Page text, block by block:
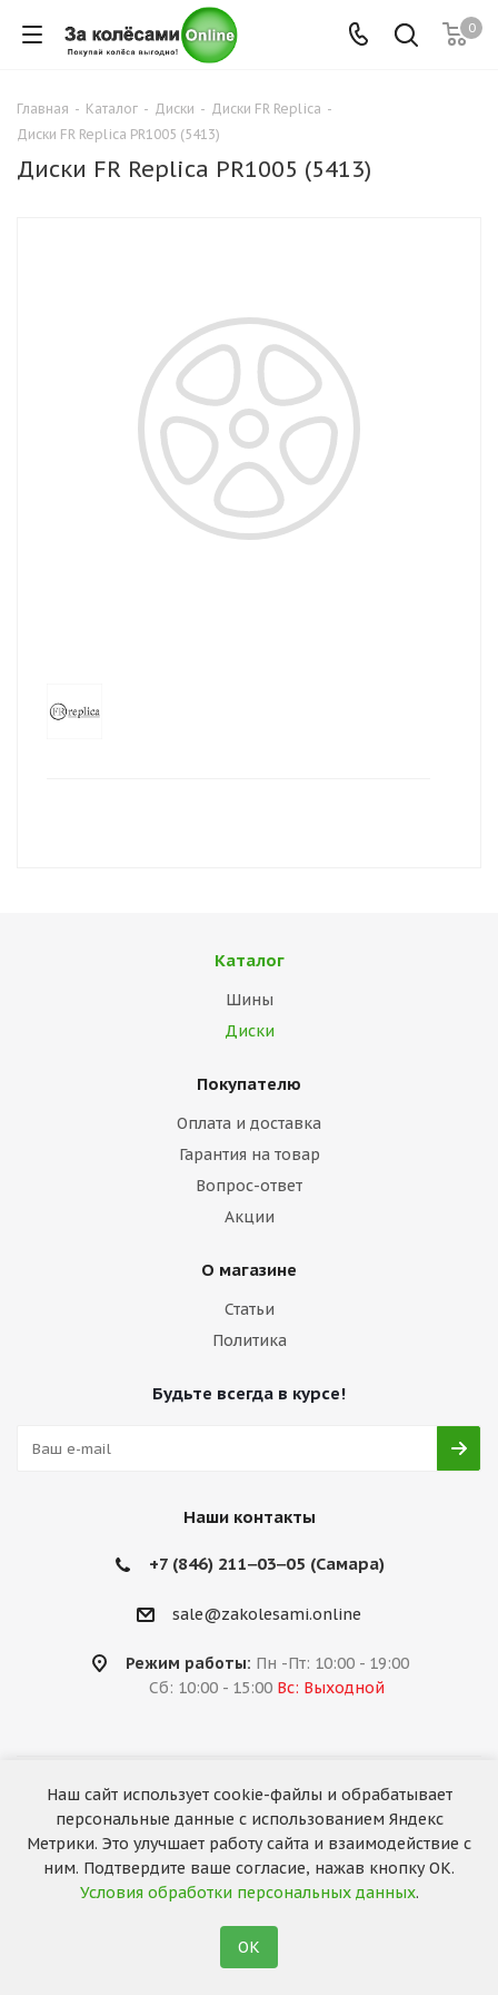
0
Главная - Каталог - Диски - Диски FR Replica -
Диски FR Replica PR1005 (5413)
Диски FR Replica PR1005 (5413)
Каталог
Шины
Диски
Покупателю
Оплата и доставка
Гарантия на товар
Вопрос-ответ
Акции
О магазине
Статьи
Политика
Будьте всегда в курсе!
Наши контакты
+7 (846) 211‒03‒05 (Самара)
sale@zakolesami.online
Режим работы: Пн -Пт: 10:00 - 19:00
Сб: 10:00 - 15:00 Вс: Выходной
2026 © «За колёсами.Online»
Запуск сайта —RuMaster
Наш сайт использует cookie-файлы и обрабатывает
персональные данные с использованием Яндекс
Метрики. Это улучшает работу сайта и взаимодействие с
ним. Подтвердите ваше согласие, нажав кнопку ОК.
Условия обработки персональных данных.
ОК